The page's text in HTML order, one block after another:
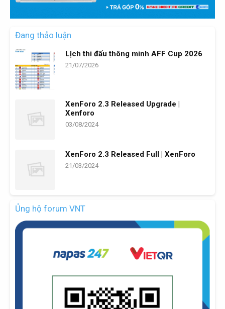
Đang thảo luận
Lịch thi đấu thông minh AFF Cup 2026
21/07/2026
XenForo 2.3 Released Upgrade |
Xenforo
03/08/2024
XenForo 2.3 Released Full | XenForo
21/03/2024
Ủng hộ forum VNT